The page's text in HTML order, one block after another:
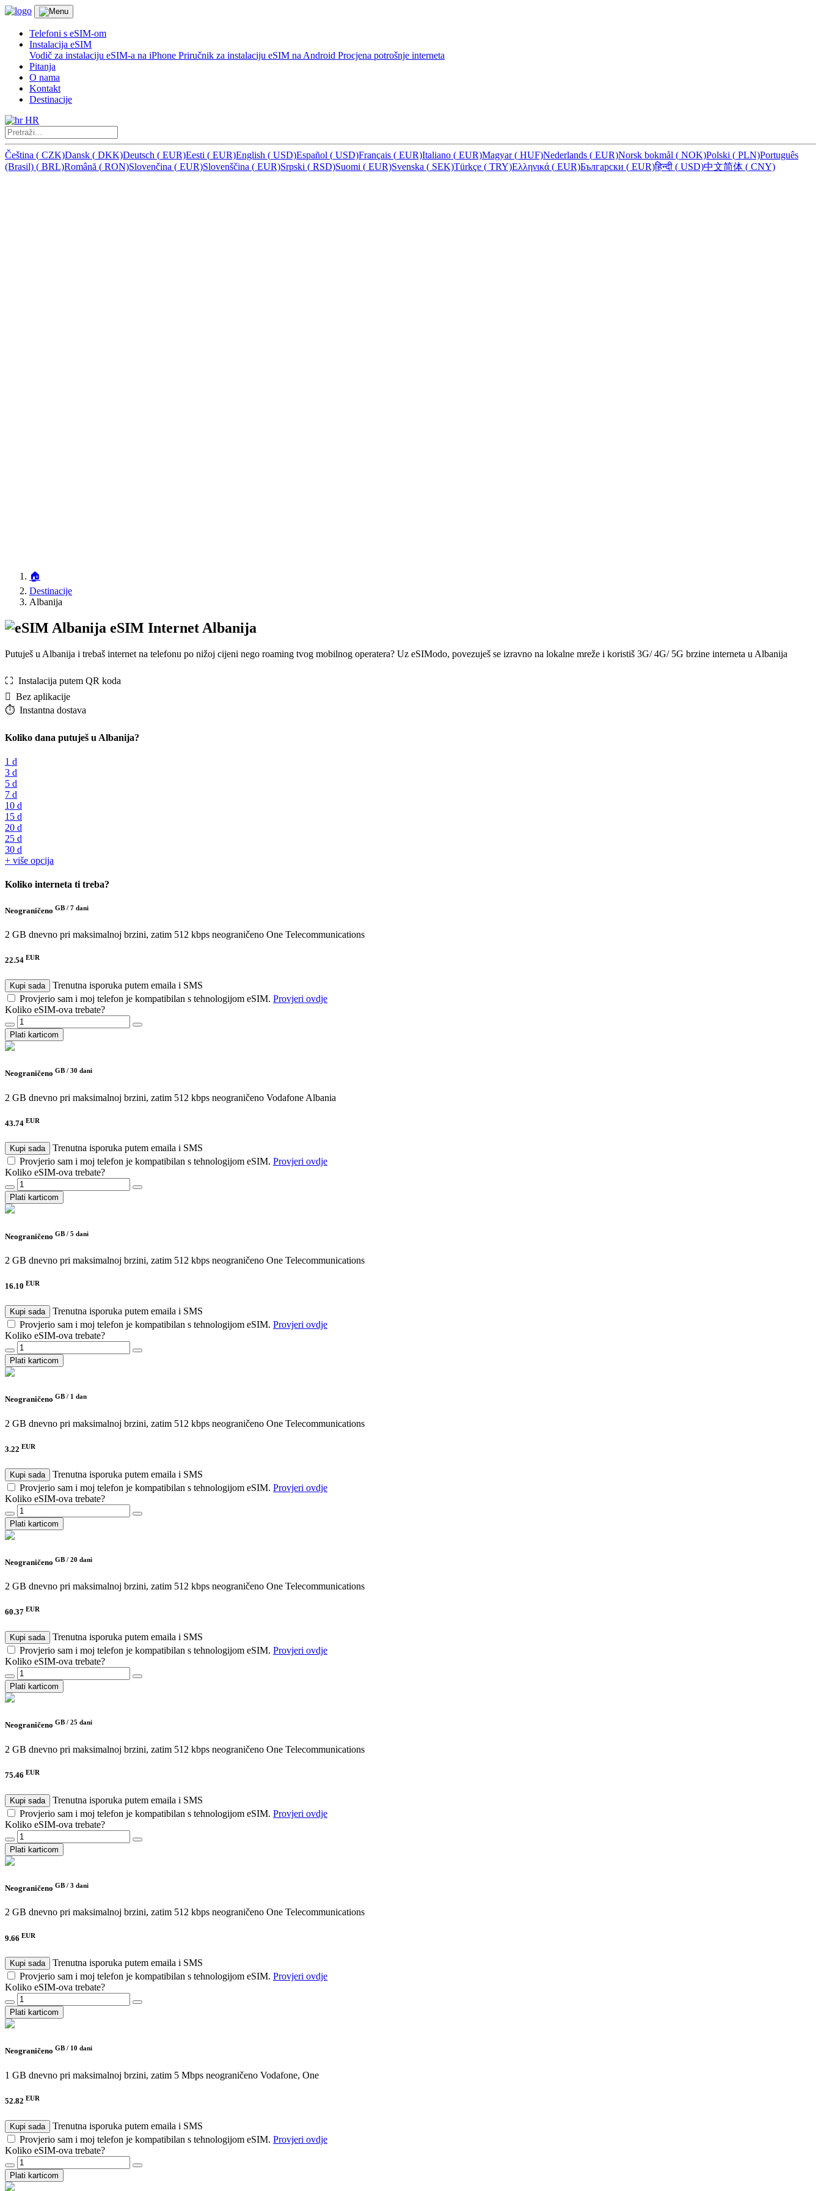
Telefoni s eSIM-om
Instalacija eSIM
Vodič za instalaciju eSIM-a na iPhone Priručnik za instalaciju eSIM na Android Procjena potrošnje interneta
Pitanja
O nama
Kontakt
Destinacije
HR
Čeština ( CZK)Dansk ( DKK)Deutsch ( EUR)Eesti ( EUR)English ( USD)Español ( USD)Français ( EUR)Italiano ( EUR)Magyar( HUF)Nederlands ( EUR)Norsk bokmål ( NOK)Polski ( PLN)Português
(Brasil) ( BRL)Română ( RON)Slovenčina ( EUR)Slovenščina ( EUR)Srpski ( RSD)Suomi ( EUR)Svenska ( SEK)Türkçe ( TRY)Ελληνικά ( EUR)Български ( EUR)हिन्दी ( USD)中文简体 ( CNY)
🏠
Destinacije
Albanija
eSIM Internet Albanija
Putuješ u Albanija i trebaš internet na telefonu po nižoj cijeni nego roaming tvog mobilnog operatera? Uz eSIModo, povezuješ se izravno na lokalne mreže i koristiš 3G/ 4G/ 5G brzine interneta u Albanija
⛶️️ Instalacija putem QR koda
️ Bez aplikacije
⏱️️ Instantna dostava
Koliko dana putuješ u Albanija?
1 d
3 d
5 d
7 d
10 d
15 d
20 d
25 d
30 d
+ više opcija
Koliko interneta ti treba?
Neograničeno GB / 7 dani
2 GB dnevno pri maksimalnoj brzini, zatim 512 kbps neograničeno One Telecommunications
22.54 EUR
Kupi sada
Trenutna isporuka putem emaila i SMS
Provjerio sam i moj telefon je kompatibilan s tehnologijom eSIM. Provjeri ovdje
Koliko eSIM-ova trebate?
Plati karticom
Neograničeno GB / 30 dani
2 GB dnevno pri maksimalnoj brzini, zatim 512 kbps neograničeno Vodafone Albania
43.74 EUR
Kupi sada
Trenutna isporuka putem emaila i SMS
Provjerio sam i moj telefon je kompatibilan s tehnologijom eSIM. Provjeri ovdje
Koliko eSIM-ova trebate?
Plati karticom
Neograničeno GB / 5 dani
2 GB dnevno pri maksimalnoj brzini, zatim 512 kbps neograničeno One Telecommunications
16.10 EUR
Kupi sada
Trenutna isporuka putem emaila i SMS
Provjerio sam i moj telefon je kompatibilan s tehnologijom eSIM. Provjeri ovdje
Koliko eSIM-ova trebate?
Plati karticom
Neograničeno GB / 1 dan
2 GB dnevno pri maksimalnoj brzini, zatim 512 kbps neograničeno One Telecommunications
3.22 EUR
Kupi sada
Trenutna isporuka putem emaila i SMS
Provjerio sam i moj telefon je kompatibilan s tehnologijom eSIM. Provjeri ovdje
Koliko eSIM-ova trebate?
Plati karticom
Neograničeno GB / 20 dani
2 GB dnevno pri maksimalnoj brzini, zatim 512 kbps neograničeno One Telecommunications
60.37 EUR
Kupi sada
Trenutna isporuka putem emaila i SMS
Provjerio sam i moj telefon je kompatibilan s tehnologijom eSIM. Provjeri ovdje
Koliko eSIM-ova trebate?
Plati karticom
Neograničeno GB / 25 dani
2 GB dnevno pri maksimalnoj brzini, zatim 512 kbps neograničeno One Telecommunications
75.46 EUR
Kupi sada
Trenutna isporuka putem emaila i SMS
Provjerio sam i moj telefon je kompatibilan s tehnologijom eSIM. Provjeri ovdje
Koliko eSIM-ova trebate?
Plati karticom
Neograničeno GB / 3 dani
2 GB dnevno pri maksimalnoj brzini, zatim 512 kbps neograničeno One Telecommunications
9.66 EUR
Kupi sada
Trenutna isporuka putem emaila i SMS
Provjerio sam i moj telefon je kompatibilan s tehnologijom eSIM. Provjeri ovdje
Koliko eSIM-ova trebate?
Plati karticom
Neograničeno GB / 10 dani
1 GB dnevno pri maksimalnoj brzini, zatim 5 Mbps neograničeno Vodafone, One
52.82 EUR
Kupi sada
Trenutna isporuka putem emaila i SMS
Provjerio sam i moj telefon je kompatibilan s tehnologijom eSIM. Provjeri ovdje
Koliko eSIM-ova trebate?
Plati karticom